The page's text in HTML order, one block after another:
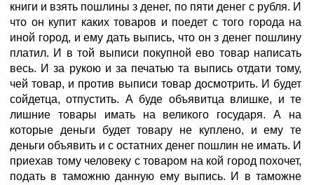
книги и взять пошлины з денег, по пяти денег с рубля. И
что он купит каких товаров и поедет с того города на
иной город, и ему дать выпись, что он з денег пошлину
платил. И в той выписи покупной ево товар написать
весь. И за рукою и за печатью та выпись отдати тому,
чей товар, и против выписи товар досмотрить. И будет
сойдетца, отпустить. А буде объявитца влишке, и те
лишние товары имать на великого государя. А на
которые деньги будет товару не куплено, и ему те
деньги объявить и с остатних денег пошлин не имать. И
приехав тому человеку с товаром на кой город похочет,
подать в таможню данную ему выпись. И в таможне